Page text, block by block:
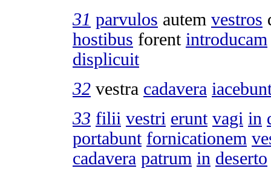
31 parvulos autem vestros
hostibus forent introducam
displicuit
32 vestra cadavera
33 filii vestri erunt vagi in
portabunt fornicationem
cadavera patrum in deserto